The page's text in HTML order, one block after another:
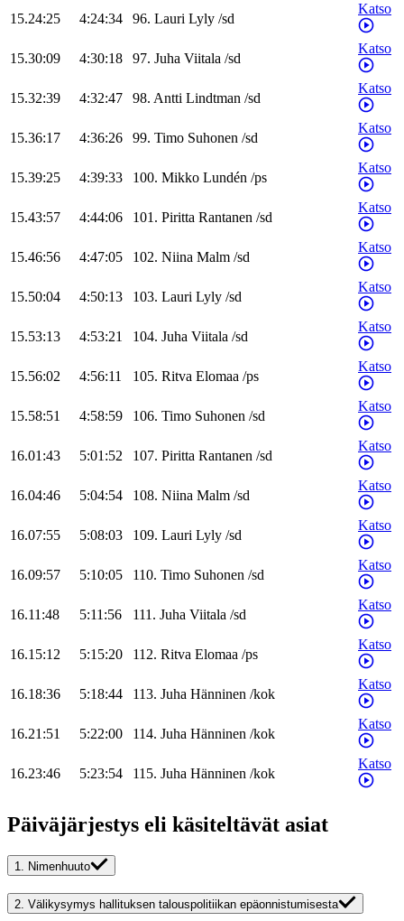
15.24:25 4:24:34 96. Lauri Lyly /sd
Katso
15.30:09 4:30:18 97. Juha Viitala /sd
Katso
15.32:39 4:32:47 98. Antti Lindtman /sd
Katso
15.36:17 4:36:26 99. Timo Suhonen /sd
Katso
15.39:25 4:39:33 100. Mikko Lundén /ps
Katso
15.43:57 4:44:06 101. Piritta Rantanen /sd
Katso
15.46:56 4:47:05 102. Niina Malm /sd
Katso
15.50:04 4:50:13 103. Lauri Lyly /sd
Katso
15.53:13 4:53:21 104. Juha Viitala /sd
Katso
15.56:02 4:56:11 105. Ritva Elomaa /ps
Katso
15.58:51 4:58:59 106. Timo Suhonen /sd
Katso
16.01:43 5:01:52 107. Piritta Rantanen /sd
Katso
16.04:46 5:04:54 108. Niina Malm /sd
Katso
16.07:55 5:08:03 109. Lauri Lyly /sd
Katso
16.09:57 5:10:05 110. Timo Suhonen /sd
Katso
16.11:48 5:11:56 111. Juha Viitala /sd
Katso
16.15:12 5:15:20 112. Ritva Elomaa /ps
Katso
16.18:36 5:18:44 113. Juha Hänninen /kok
Katso
16.21:51 5:22:00 114. Juha Hänninen /kok
Katso
16.23:46 5:23:54 115. Juha Hänninen /kok
Katso
Päiväjärjestys eli käsiteltävät asiat
1. Nimenhuuto
2. Välikysymys hallituksen talouspolitiikan epäonnistumisesta